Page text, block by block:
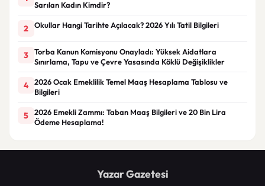
Sarılan Kadın Kimdir?
2 Okullar Hangi Tarihte Açılacak? 2026 Yılı Tatil Bilgileri
3
Torba Kanun Komisyonu Onayladı: Yüksek Aidatlara
Sınırlama, Tapu ve Çevre Yasasında Köklü Değişiklikler
4
2026 Ocak Emeklilik Temel Maaş Hesaplama Tablosu ve
Bilgileri
5
2026 Emekli Zammı: Taban Maaş Bilgileri ve 20 Bin Lira
Ödeme Hesaplama!
Yazar Gazetesi